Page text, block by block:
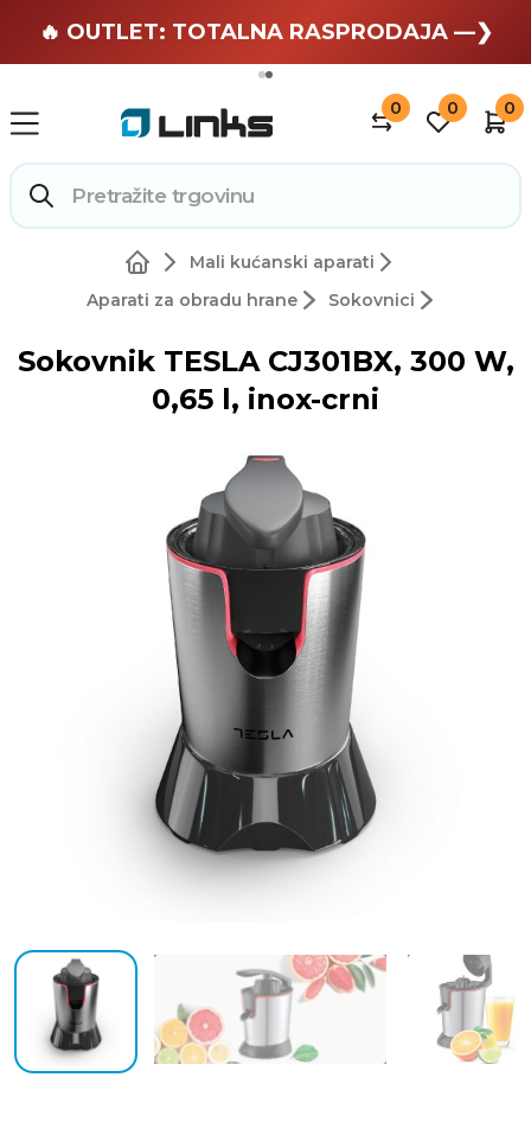
🏄 Zaslužuješ odmor —❯
🔥 OUTLET: TOTALNA RASPRODAJA —❯
0 0 0
Mali kućanski aparati
Aparati za obradu hrane
Sokovnici
Sokovnik TESLA CJ301BX, 300 W,
0,65 l, inox-crni